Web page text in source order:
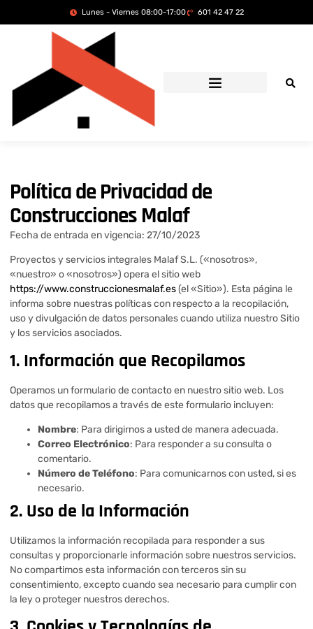
Lunes - Viernes 08:00-17:00 601 42 47 22
Política de Privacidad de
Construcciones Malaf
Fecha de entrada en vigencia: 27/10/2023
Proyectos y servicios integrales Malaf S.L. («nosotros»,
«nuestro» o «nosotros») opera el sitio web
https://www.construccionesmalaf.es(el «Sitio»). Esta página le
informa sobre nuestras políticas con respecto a la recopilación,
uso y divulgación de datos personales cuando utiliza nuestro Sitio
y los servicios asociados.
1. Información que Recopilamos
Operamos un formulario de contacto en nuestro sitio web. Los
datos que recopilamos a través de este formulario incluyen:
Nombre: Para dirigirnos a usted de manera adecuada.
Correo Electrónico: Para responder a su consulta o
comentario.
Número de Teléfono: Para comunicarnos con usted, si es
necesario.
2. Uso de la Información
Utilizamos la información recopilada para responder a sus
consultas y proporcionarle información sobre nuestros servicios.
No compartimos esta información con terceros sin su
consentimiento, excepto cuando sea necesario para cumplir con
la ley o proteger nuestros derechos.